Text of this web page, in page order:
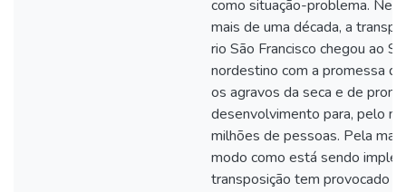
como situação-problema.
mais de uma década, a
rio São Francisco chegou ao
nordestino com a promessa
os agravos da seca e de
desenvolvimento para, pelo
milhões de pessoas. Pela
modo como está sendo
transposição tem provocado